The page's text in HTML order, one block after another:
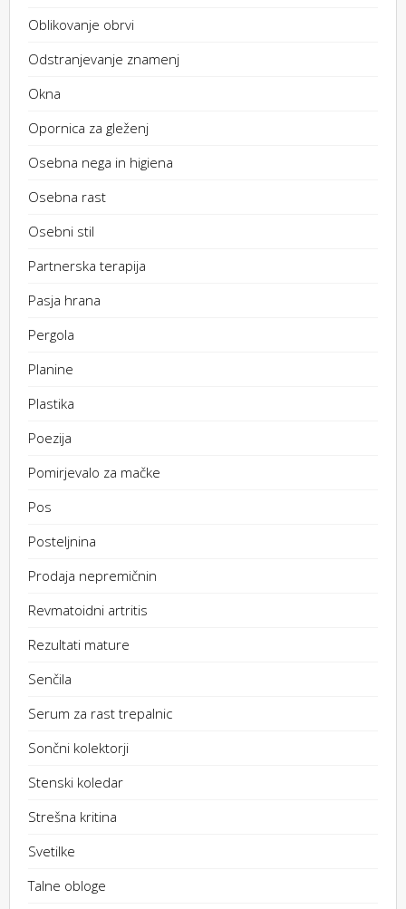
Oblikovanje obrvi
Odstranjevanje znamenj
Okna
Opornica za gleženj
Osebna nega in higiena
Osebna rast
Osebni stil
Partnerska terapija
Pasja hrana
Pergola
Planine
Plastika
Poezija
Pomirjevalo za mačke
Pos
Posteljnina
Prodaja nepremičnin
Revmatoidni artritis
Rezultati mature
Senčila
Serum za rast trepalnic
Sončni kolektorji
Stenski koledar
Strešna kritina
Svetilke
Talne obloge